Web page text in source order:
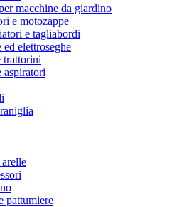
macchine da giardino
e motozappe
e tagliabordi
ed elettroseghe
trattorini
aspiratori
pattumiere